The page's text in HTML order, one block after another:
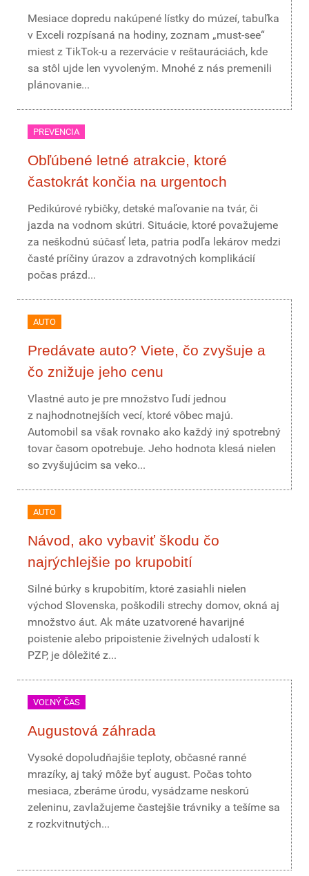
Mesiace dopredu nakúpené lístky do múzeí, tabuľka
v Exceli rozpísaná na hodiny, zoznam „must-see“
miest z TikTok-u a rezervácie v reštauráciách, kde
sa stôl ujde len vyvoleným. Mnohé z nás premenili
plánovanie...
PREVENCIA
Obľúbené letné atrakcie, ktoré
častokrát končia na urgentoch
Pedikúrové rybičky, detské maľovanie na tvár, či
jazda na vodnom skútri. Situácie, ktoré považujeme
za neškodnú súčasť leta, patria podľa lekárov medzi
časté príčiny úrazov a zdravotných komplikácií
počas prázd...
AUTO
Predávate auto? Viete, čo zvyšuje a
čo znižuje jeho cenu
Vlastné auto je pre množstvo ľudí jednou
z najhodnotnejších vecí, ktoré vôbec majú.
Automobil sa však rovnako ako každý iný spotrebný
tovar časom opotrebuje. Jeho hodnota klesá nielen
so zvyšujúcim sa veko...
AUTO
Návod, ako vybaviť škodu čo
najrýchlejšie po krupobití
Silné búrky s krupobitím, ktoré zasiahli nielen
východ Slovenska, poškodili strechy domov, okná aj
množstvo áut. Ak máte uzatvorené havarijné
poistenie alebo pripoistenie živelných udalostí k
PZP, je dôležité z...
VOĽNÝ ČAS
Augustová záhrada
Vysoké dopoludňajšie teploty, občasné ranné
mrazíky, aj taký môže byť august. Počas tohto
mesiaca, zberáme úrodu, vysádzame neskorú
zeleninu, zavlažujeme častejšie trávniky a tešíme sa
z rozkvitnutých...